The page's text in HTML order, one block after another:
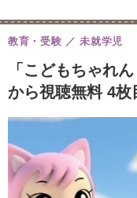
「こどもちゃれ
から視聴無料 4枚
教育・受験 未就学児